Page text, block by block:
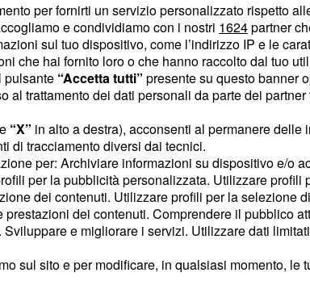
e
luce
coppie
da
con il
da un
a
per fornirti un servizio personalizzato rispetto
e condividiamo con i nostri 1624partner
sul tuo dispositivo, come l’indirizzo IP e le
che hai fornito loro o che hanno raccolto dal tuo
pulsante “Accetta tutti” presente su questo banner
al trattamento dei dati personali da parte dei
“X” in alto a destra), acconsenti al permanere delle
di tracciamento diversi dai tecnici.
per: Archiviare informazioni su dispositivo e/o
per la pubblicità personalizzata. Utilizzare profili
dei contenuti. Utilizzare profili per la selezione
dei contenuti. Comprendere il pubblico
e migliorare i servizi. Utilizzare dati
sul sito e per modificare, in qualsiasi momento, le